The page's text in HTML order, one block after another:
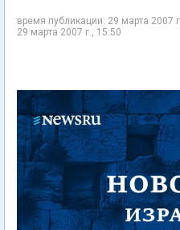
время публикации: 29 марта 2007
29 марта 2007 г., 15:50